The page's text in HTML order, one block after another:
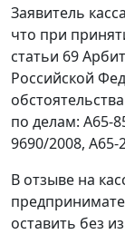
Заявитель
что при
статьи 69
Российской
по делам: А65-
9690/2008, А65-
В отзыве на
оставить без